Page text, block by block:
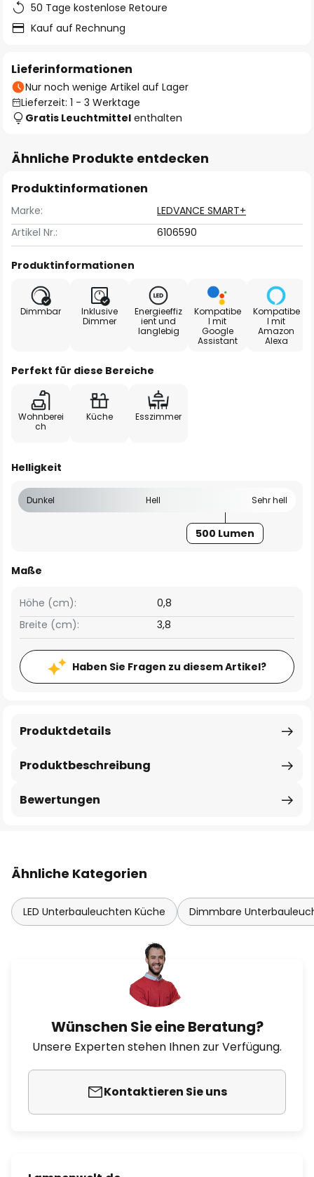
50 Tage kostenlose Retoure
Kauf auf Rechnung
Lieferinformationen
Nur noch wenige Artikel auf Lager
Lieferzeit: 1 - 3 Werktage
Gratis Leuchtmittel enthalten
Ähnliche Produkte entdecken
Produktinformationen
Marke:
LEDVANCE SMART+
Artikel Nr.:
6106590
Produktinformationen
Dimmbar
Inklusive
Dimmer
Energieeffiz
ient und
langlebig
Kompatibe
l mit
Google
Assistant
Kompatibe
l mit
Amazon
Alexa
Perfekt für diese Bereiche
Wohnberei
ch
Küche Esszimmer
Helligkeit
Dunkel Hell Sehr hell
500 Lumen
Maße
Breite (cm): 3,8
Höhe (cm): 0,8
Haben Sie Fragen zu diesem Artikel?
Produktbeschreibung
Produktdetails
Bewertungen
Ähnliche Kategorien
LED Unterbauleuchten Küche Dimmbare
Wünschen Sie eine Beratung?
Unsere Experten stehen Ihnen zur Verfügung.
Kontaktieren Sie uns